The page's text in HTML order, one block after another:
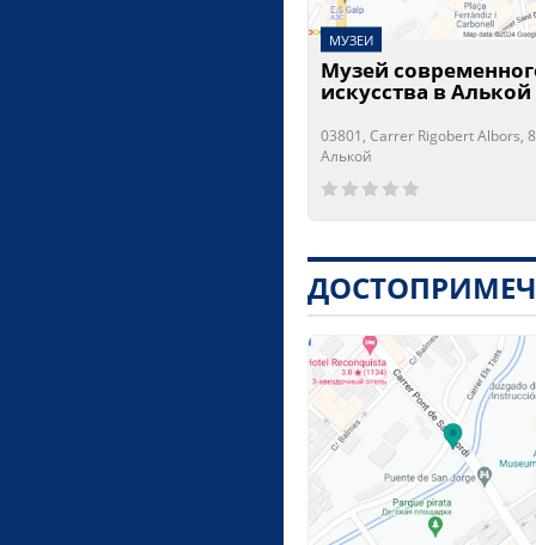
МУЗЕИ
Музей
искусства в Алькой
03801, Carrer Rigobert Albors,
Алькой
Сейчас открыто!
Сейчас закрыто!